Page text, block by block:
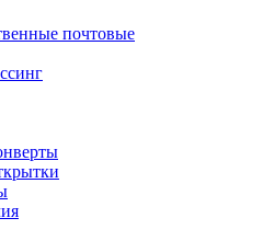
почтовые